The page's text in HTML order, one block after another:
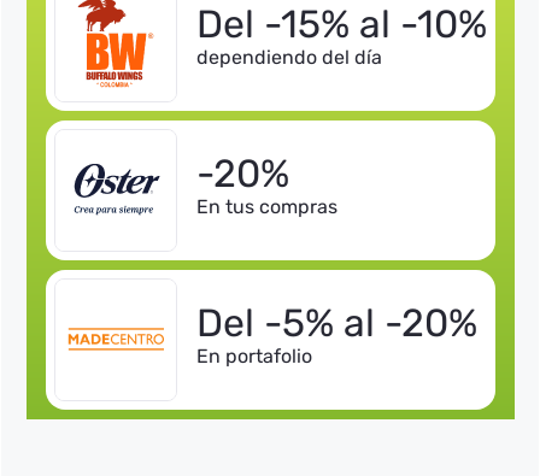
Del -15% al -10%
dependiendo del día
-20%
En tus compras
Del -5% al -20%
En portafolio